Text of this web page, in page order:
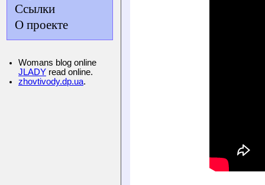
Ссылки
О проекте
Womans blog online
JLADY read online.
zhovtivody.dp.ua.